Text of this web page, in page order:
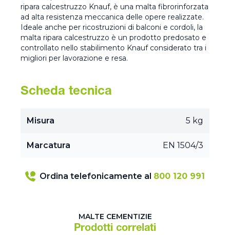
ripara calcestruzzo Knauf, è una malta fibrorinforzata
ad alta resistenza meccanica delle opere realizzate.
Ideale anche per ricostruzioni di balconi e cordoli, la
malta ripara calcestruzzo è un prodotto predosato e
controllato nello stabilimento Knauf considerato tra i
migliori per lavorazione e resa.
Scheda tecnica
Misura 5 kg
Marcatura EN 1504/3
Ordina telefonicamente al 800 120 991
MALTE CEMENTIZIE
Prodotti correlati